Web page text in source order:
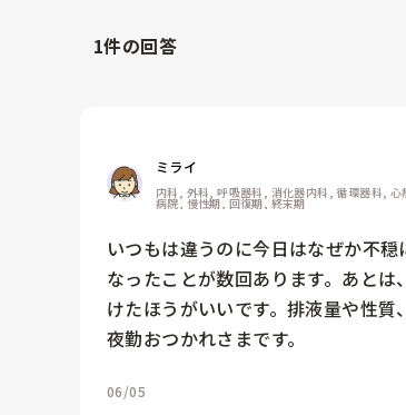
1件の回答
ミライ
内科, 外科, 呼吸器科, 消化器内科, 循環器科,
病院, 慢性期, 回復期, 終末期
いつもは違うのに今日はなぜか不
なったことが数回あります。あと
けたほうがいいです。排液量や性
夜勤おつかれさまです。
06/05